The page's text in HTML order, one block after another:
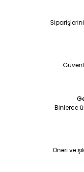
Binlerce
Öneri ve